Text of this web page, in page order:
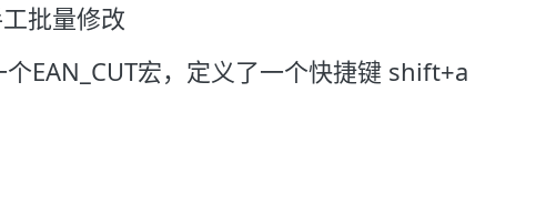
批量修改
EAN_CUT宏，定义了一个快捷键 shift+a